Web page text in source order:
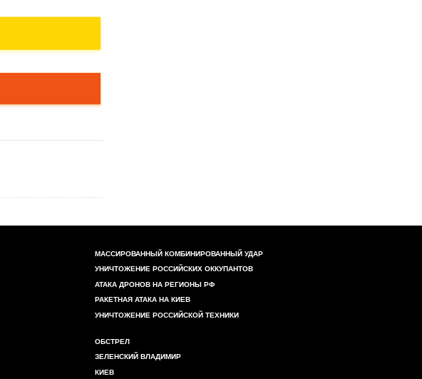
МАССИРОВАННЫЙ КОМБИНИРОВАННЫЙ УДАР
УНИЧТОЖЕНИЕ РОССИЙСКИХ ОККУПАНТОВ
АТАКА ДРОНОВ НА РЕГИОНЫ РФ
РАКЕТНАЯ АТАКА НА КИЕВ
УНИЧТОЖЕНИЕ РОССИЙСКОЙ ТЕХНИКИ
ОБСТРЕЛ
ЗЕЛЕНСКИЙ ВЛАДИМИР
КИЕВ